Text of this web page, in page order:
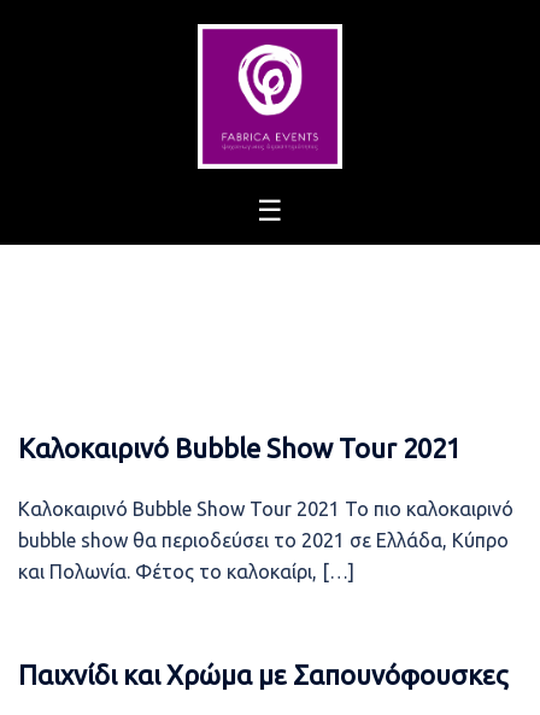
Καλοκαιρινό Bubble Show Tour 2021
Καλοκαιρινό Bubble Show Tour 2021 Το πιο καλοκαιρινό
bubble show θα περιοδεύσει το 2021 σε Ελλάδα, Κύπρο
και Πολωνία. Φέτος το καλοκαίρι, […]
Παιχνίδι και Χρώμα με Σαπουνόφουσκες